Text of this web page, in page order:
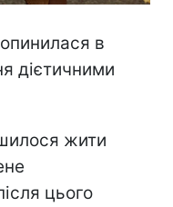
в
дієтичними
жити
цього